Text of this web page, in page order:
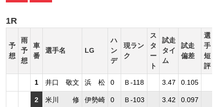
1R
予
想
雨
予
想
車
番
選手名 LG
ハ
ン
デ
現ラン
ク
ス
タ
ー
ト
試走
タイ
ム
試走
偏差
選
手
短
評
1 井口 敬文 浜 松 0 Ｂ-118 3.47 0.105
2 米川 修 伊勢崎 0 Ｂ-103 3.42 0.097